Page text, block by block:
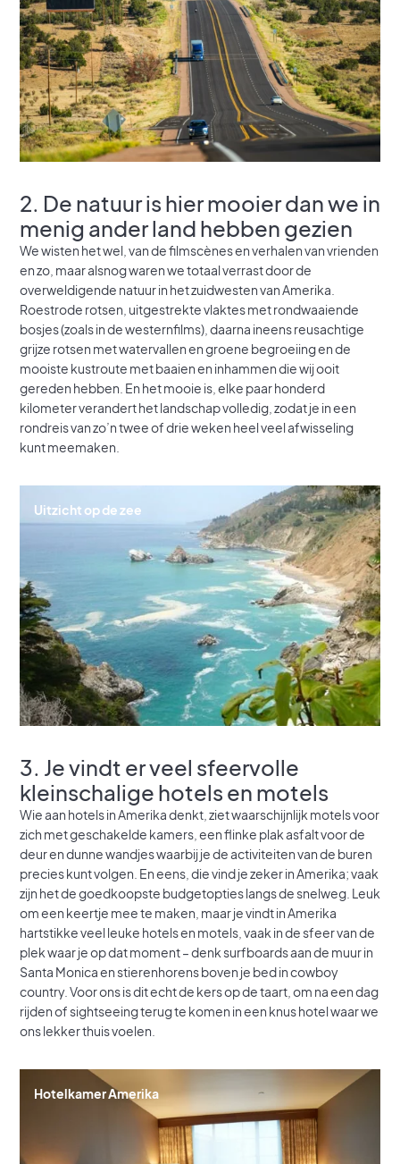
2. De natuur is hier mooier dan we in
menig ander land hebben gezien
We wisten het wel, van de filmscènes en verhalen van vrienden
en zo, maar alsnog waren we totaal verrast door de
overweldigende natuur in het zuidwesten van Amerika.
Roestrode rotsen, uitgestrekte vlaktes met rondwaaiende
bosjes (zoals in de westernfilms), daarna ineens reusachtige
grijze rotsen met watervallen en groene begroeiing en de
mooiste kustroute met baaien en inhammen die wij ooit
gereden hebben. En het mooie is, elke paar honderd
kilometer verandert het landschap volledig, zodat je in een
rondreis van zo’n twee of drie weken heel veel afwisseling
kunt meemaken.
Uitzicht op de zee
3. Je vindt er veel sfeervolle
kleinschalige hotels en motels
Wie aan hotels in Amerika denkt, ziet waarschijnlijk motels voor
zich met geschakelde kamers, een flinke plak asfalt voor de
deur en dunne wandjes waarbij je de activiteiten van de buren
precies kunt volgen. En eens, die vind je zeker in Amerika; vaak
zijn het de goedkoopste budgetopties langs de snelweg. Leuk
om een keertje mee te maken, maar je vindt in Amerika
hartstikke veel leuke hotels en motels, vaak in de sfeer van de
plek waar je op dat moment – denk surfboards aan de muur in
Santa Monica en stierenhorens boven je bed in cowboy
country. Voor ons is dit echt de kers op de taart, om na een dag
rijden of sightseeing terug te komen in een knus hotel waar we
ons lekker thuis voelen.
Hotelkamer Amerika